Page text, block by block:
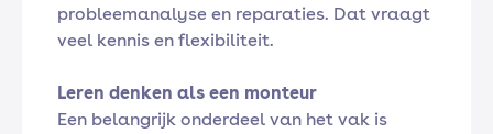
probleemanalyse en reparaties. Dat vraagt
veel kennis en flexibiliteit.
Leren denken als een monteur
Een belangrijk onderdeel van het vak is